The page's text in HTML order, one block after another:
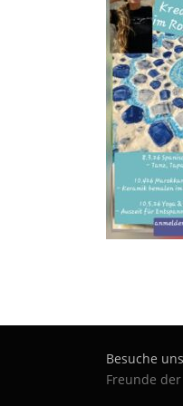
Besuche
Freunde